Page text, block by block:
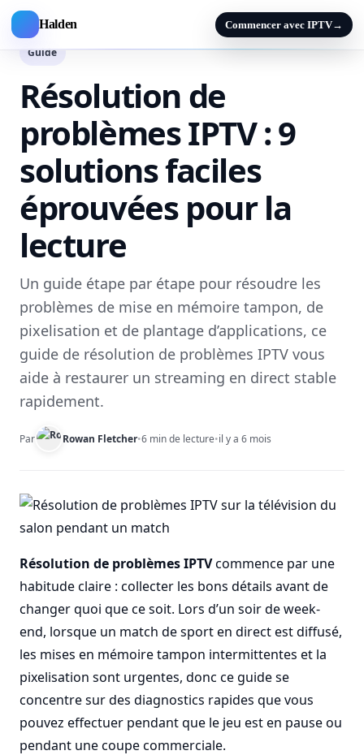
Halden Commencer avec IPTV→
Guide
Résolution de
problèmes IPTV : 9
solutions faciles
éprouvées pour la
lecture
Un guide étape par étape pour résoudre les
problèmes de mise en mémoire tampon, de
pixelisation et de plantage d’applications, ce
guide de résolution de problèmes IPTV vous
aide à restaurer un streaming en direct stable
rapidement.
Par Rowan Fletcher•6 min de lecture•il y a 6 mois
Résolution de problèmes IPTVcommence par une
habitude claire : collecter les bons détails avant de
changer quoi que ce soit. Lors d’un soir de week-
end, lorsque un match de sport en direct est diffusé,
les mises en mémoire tampon intermittentes et la
pixelisation sont urgentes, donc ce guide se
concentre sur des diagnostics rapides que vous
pouvez effectuer pendant que le jeu est en pause ou
pendant une coupe commerciale.